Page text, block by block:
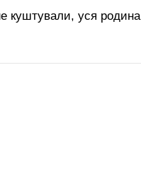
куштували, уся родина